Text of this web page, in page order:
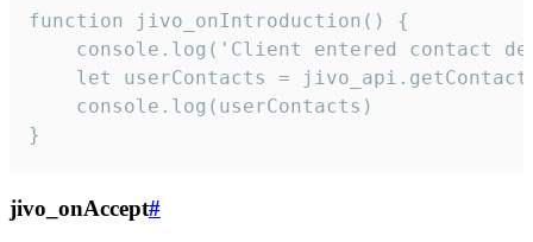
function jivo_onIntroduction() {
console.log('Client entered contact
let userContacts =
    console.log(userContacts)
}
jivo_onAccept#